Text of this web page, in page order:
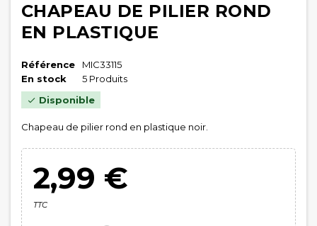
CHAPEAU DE PILIER ROND
EN PLASTIQUE
Référence
MIC33115
En stock
5 Produits
 Disponible
Chapeau de pilier rond en plastique noir.
2,99 €
TTC